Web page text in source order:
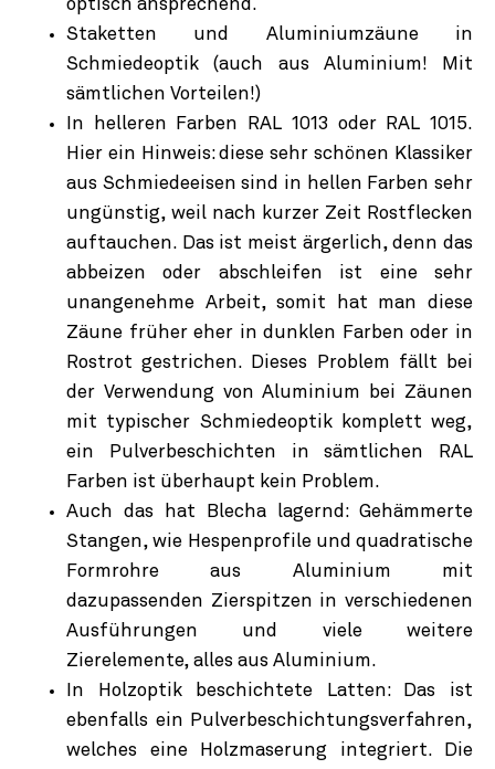
optisch ansprechend.
Staketten und Aluminiumzäune in
Schmiedeoptik (auch aus Aluminium! Mit
sämtlichen Vorteilen!)
In helleren Farben RAL 1013 oder RAL 1015.
Hier ein Hinweis: diese sehr schönen Klassiker
aus Schmiedeeisen sind in hellen Farben sehr
ungünstig, weil nach kurzer Zeit Rostflecken
auftauchen. Das ist meist ärgerlich, denn das
abbeizen oder abschleifen ist eine sehr
unangenehme Arbeit, somit hat man diese
Zäune früher eher in dunklen Farben oder in
Rostrot gestrichen. Dieses Problem fällt bei
der Verwendung von Aluminium bei Zäunen
mit typischer Schmiedeoptik komplett weg,
ein Pulverbeschichten in sämtlichen RAL
Farben ist überhaupt kein Problem.
Auch das hat Blecha lagernd: Gehämmerte
Stangen, wie Hespenprofile und quadratische
Formrohre aus Aluminium mit
dazupassenden Zierspitzen in verschiedenen
Ausführungen und viele weitere
Zierelemente, alles aus Aluminium.
In Holzoptik beschichtete Latten: Das ist
ebenfalls ein Pulverbeschichtungsverfahren,
welches eine Holzmaserung integriert. Die